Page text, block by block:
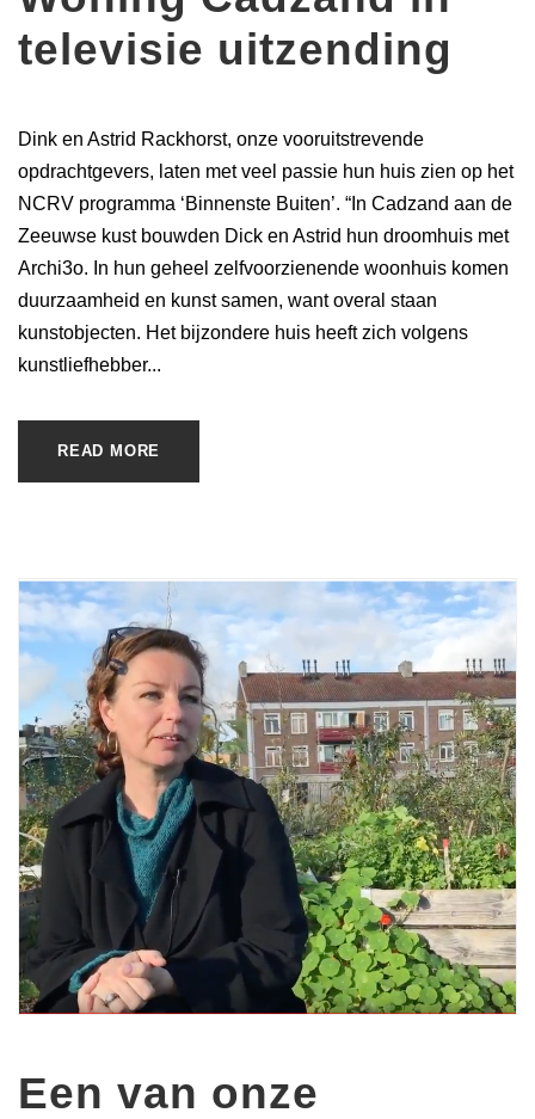
televisie uitzending
Dink en Astrid Rackhorst, onze vooruitstrevende
opdrachtgevers, laten met veel passie hun huis zien op het
NCRV programma ‘Binnenste Buiten’. “In Cadzand aan de
Zeeuwse kust bouwden Dick en Astrid hun droomhuis met
Archi3o. In hun geheel zelfvoorzienende woonhuis komen
duurzaamheid en kunst samen, want overal staan
kunstobjecten. Het bijzondere huis heeft zich volgens
kunstliefhebber...
READ MORE
Een van onze